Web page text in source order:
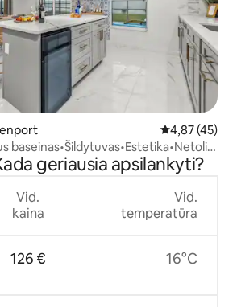
Vidutinis
4,87 (45)
baseinas•Šildytuvas•Estetika•Netoli
geriausia apsilankyti?
Vid.
kaina
126 €
Vid.
temperatūra
16°C